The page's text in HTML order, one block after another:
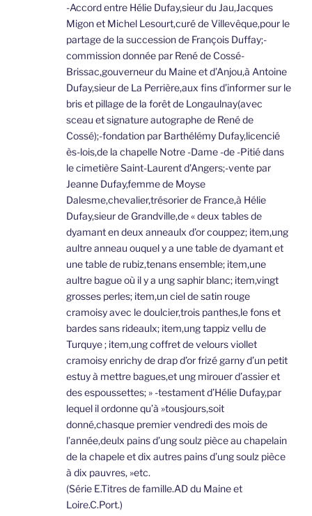
-Accord entre Hélie Dufay,sieur du Jau,Jacques
Migon et Michel Lesourt,curé de Villevêque,pour le
partage de la succession de François Duffay;-
commission donnée par René de Cossé-
Brissac,gouverneur du Maine et d’Anjou,à Antoine
Dufay,sieur de La Perrière,aux fins d’informer sur le
bris et pillage de la forêt de Longaulnay(avec
sceau et signature autographe de René de
Cossé);-fondation par Barthélémy Dufay,licencié
ès-lois,de la chapelle Notre -Dame -de -Pitié dans
le cimetière Saint-Laurent d’Angers;-vente par
Jeanne Dufay,femme de Moyse
Dalesme,chevalier,trésorier de France,à Hélie
Dufay,sieur de Grandville,de « deux tables de
dyamant en deux anneaulx d’or couppez; item,ung
aultre anneau ouquel y a une table de dyamant et
une table de rubiz,tenans ensemble; item,une
aultre bague où il y a ung saphir blanc; item,vingt
grosses perles; item,un ciel de satin rouge
cramoisy avec le doulcier,trois panthes,le fons et
bardes sans rideaulx; item,ung tappiz vellu de
Turquye ; item,ung coffret de velours viollet
cramoisy enrichy de drap d’or frizé garny d’un petit
estuy à mettre bagues,et ung mirouer d’assier et
des espoussettes; » -testament d’Hélie Dufay,par
lequel il ordonne qu’à »tousjours,soit
donné,chasque premier vendredi des mois de
l’année,deulx pains d’ung soulz pièce au chapelain
de la chapele et dix autres pains d’ung soulz pièce
à dix pauvres, »etc.
(Série E.Titres de famille.AD du Maine et
Loire.C.Port.)